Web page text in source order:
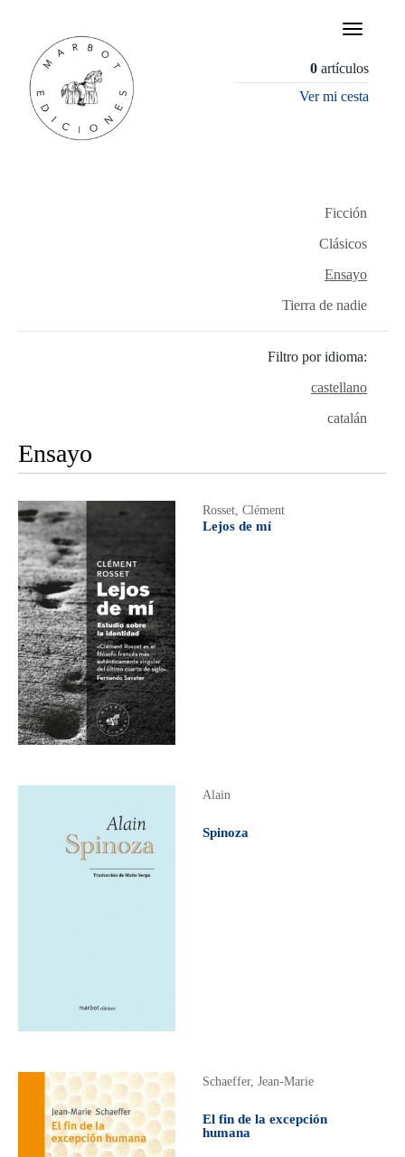
×
0 artículos
Ver mi cesta
Ficción
Clásicos
Ensayo
Tierra de nadie
Filtro por idioma:
castellano
catalán
Ensayo
Rosset, Clément
Lejos de mí
Alain
Spinoza
Schaeffer, Jean-Marie
El fin de la excepción
humana